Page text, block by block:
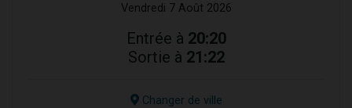
Vendredi 7 Août 2026
Entrée à 20:20
Sortie à 21:22
Changer de ville